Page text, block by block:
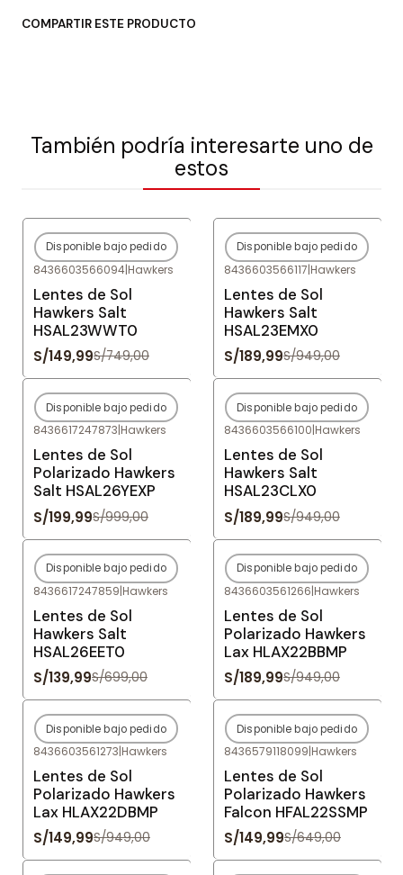
COMPARTIR ESTE PRODUCTO
También podría interesarte uno de
estos
-80%OFF
Agotado
Disponible bajo pedido
8436603566094|Hawkers
Lentes de Sol
Hawkers Salt
HSAL23WWT0
S/149,99S/749,00
-80%OFF
Agotado
Disponible bajo pedido
8436603566117|Hawkers
Lentes de Sol
Hawkers Salt
HSAL23EMX0
S/189,99S/949,00
-80%OFF
Agotado
Disponible bajo pedido
8436617247873|Hawkers
Lentes de Sol
Polarizado Hawkers
Salt HSAL26YEXP
S/199,99S/999,00
-80%OFF
Agotado
Disponible bajo pedido
8436603566100|Hawkers
Lentes de Sol
Hawkers Salt
HSAL23CLX0
S/189,99S/949,00
-80%OFF
Agotado
Disponible bajo pedido
8436617247859|Hawkers
Lentes de Sol
Hawkers Salt
HSAL26EET0
S/139,99S/699,00
-80%OFF
Agotado
Disponible bajo pedido
8436603561266|Hawkers
Lentes de Sol
Polarizado Hawkers
Lax HLAX22BBMP
S/189,99S/949,00
-84%OFF
Agotado
Disponible bajo pedido
8436603561273|Hawkers
Lentes de Sol
Polarizado Hawkers
Lax HLAX22DBMP
S/149,99S/949,00
-77%OFF
Agotado
Disponible bajo pedido
8436579118099|Hawkers
Lentes de Sol
Polarizado Hawkers
Falcon HFAL22SSMP
S/149,99S/649,00